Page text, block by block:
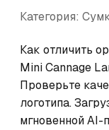
Категория:
Как отличить
Mini Cannage
Проверьте
логотипа.
мгновенной